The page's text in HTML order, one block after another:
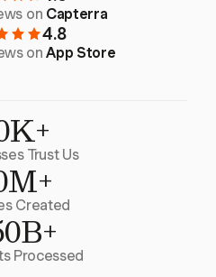
on Capterra
4.8
onApp Store
Trust Us
Created
Processed